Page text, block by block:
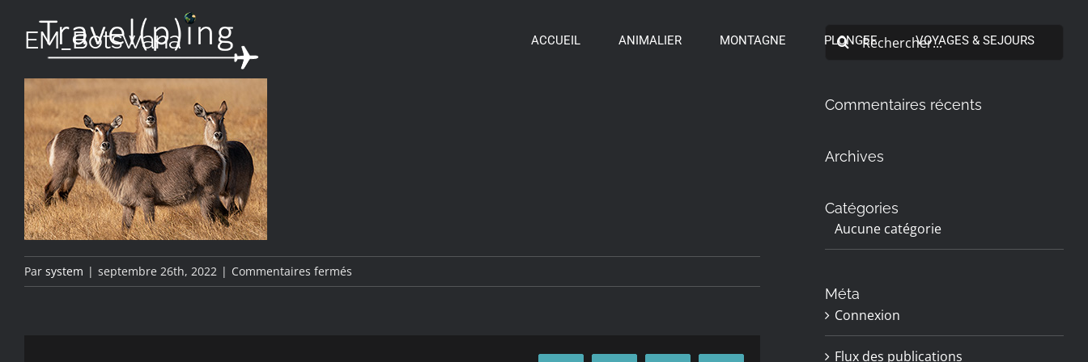
contenu
ACCUEIL ANIMALIER MONTAGNE PLONGEE VOYAGES & SEJOURS
EM_Botswana
Par system | septembre 26th, 2022 | Commentaires fermés
EM_Botswana
Rechercher:
Commentaires récents
Archives
Catégories
Aucune catégorie
Méta
Connexion
Flux des publications